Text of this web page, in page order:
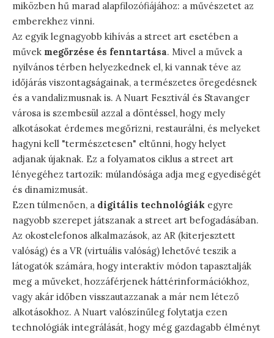
miközben hű marad alapfilozófiájához: a művészetet az
emberekhez vinni.
Az egyik legnagyobb kihívás a street art esetében a
művek megőrzése és fenntartása. Mivel a művek a
nyilvános térben helyezkednek el, ki vannak téve az
időjárás viszontagságainak, a természetes öregedésnek
és a vandalizmusnak is. A Nuart Fesztivál és Stavanger
városa is szembesül azzal a döntéssel, hogy mely
alkotásokat érdemes megőrizni, restaurálni, és melyeket
hagyni kell "természetesen" eltűnni, hogy helyet
adjanak újaknak. Ez a folyamatos ciklus a street art
lényegéhez tartozik: múlandósága adja meg egyediségét
és dinamizmusát.
Ezen túlmenően, a digitális technológiák egyre
nagyobb szerepet játszanak a street art befogadásában.
Az okostelefonos alkalmazások, az AR (kiterjesztett
valóság) és a VR (virtuális valóság) lehetővé teszik a
látogatók számára, hogy interaktív módon tapasztalják
meg a műveket, hozzáférjenek háttérinformációkhoz,
vagy akár időben visszautazzanak a már nem létező
alkotásokhoz. A Nuart valószínűleg folytatja ezen
technológiák integrálását, hogy még gazdagabb élményt